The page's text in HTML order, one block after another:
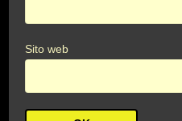
Sito web